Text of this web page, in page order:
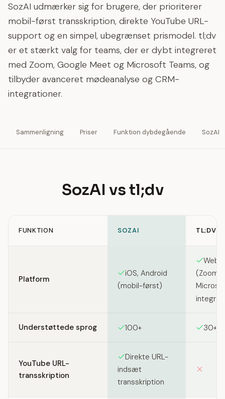
SozAI udmærker sig for brugere, der prioriterer
mobil-først transskription, direkte YouTube URL-
support og en simpel, ubegrænset prismodel. tl;dv
er et stærkt valg for teams, der er dybt integreret
med Zoom, Google Meet og Microsoft Teams, og
tilbyder avanceret mødeanalyse og CRM-
integrationer.
Sammenligning Priser Funktion dybdegående SozAI
SozAI vs tl;dv
FUNKTION SOZAI TL;DV
Platform
iOS, Android
(mobil-først)
(Zoom,
Understøttede sprog 100+ 30+
YouTube URL-
transskription
Direkte URL-
indsæt
transskription